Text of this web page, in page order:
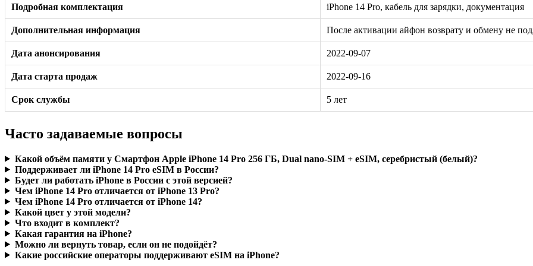
Подробная комплектация iPhone 14 Pro, кабель для зарядки, документация
Дополнительная информация После активации айфон возврату и обмену не
Дата анонсирования 2022-09-07
Дата старта продаж 2022-09-16
Срок службы 5 лет
Часто задаваемые вопросы
Какой объём памяти у Смартфон Apple iPhone 14 Pro 256 ГБ, Dual nano-SIM + eSIM, серебристый (белый)?
Поддерживает ли iPhone 14 Pro eSIM в России?
Будет ли работать iPhone в России с этой версией?
Чем iPhone 14 Pro отличается от iPhone 13 Pro?
Чем iPhone 14 Pro отличается от iPhone 14?
Какой цвет у этой модели?
Что входит в комплект?
Какая гарантия на iPhone?
Можно ли вернуть товар, если он не подойдёт?
Какие российские операторы поддерживают eSIM на iPhone?